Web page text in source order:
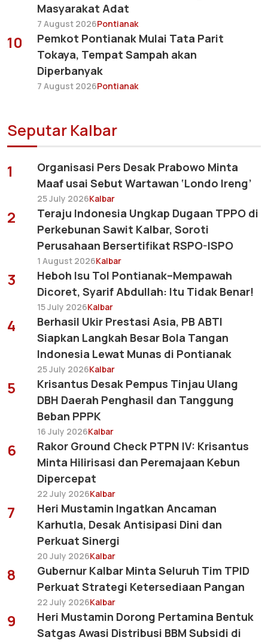
Masyarakat Adat
7 August 2026Pontianak
10
Pemkot Pontianak Mulai Tata Parit
Tokaya, Tempat Sampah akan
Diperbanyak
7 August 2026Pontianak
Seputar Kalbar
1
Organisasi Pers Desak Prabowo Minta
Maaf usai Sebut Wartawan ‘Londo Ireng’
25 July 2026Kalbar
2
Teraju Indonesia Ungkap Dugaan TPPO di
Perkebunan Sawit Kalbar, Soroti
Perusahaan Bersertifikat RSPO-ISPO
1 August 2026Kalbar
3
Heboh Isu Tol Pontianak–Mempawah
Dicoret, Syarif Abdullah: Itu Tidak Benar!
15 July 2026Kalbar
4
Berhasil Ukir Prestasi Asia, PB ABTI
Siapkan Langkah Besar Bola Tangan
Indonesia Lewat Munas di Pontianak
25 July 2026Kalbar
5
Krisantus Desak Pempus Tinjau Ulang
DBH Daerah Penghasil dan Tanggung
Beban PPPK
16 July 2026Kalbar
6
Rakor Ground Check PTPN IV: Krisantus
Minta Hilirisasi dan Peremajaan Kebun
Dipercepat
22 July 2026Kalbar
7
Heri Mustamin Ingatkan Ancaman
Karhutla, Desak Antisipasi Dini dan
Perkuat Sinergi
20 July 2026Kalbar
8
Gubernur Kalbar Minta Seluruh Tim TPID
Perkuat Strategi Ketersediaan Pangan
22 July 2026Kalbar
9
Heri Mustamin Dorong Pertamina Bentuk
Satgas Awasi Distribusi BBM Subsidi di